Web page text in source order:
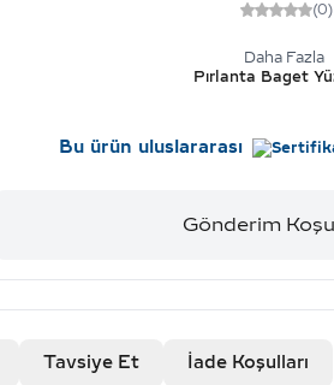
(0)
Daha Fazla
Pırlanta Baget
Bu ürün uluslararası
Gönderim
Tavsiye Et İade Koşulları